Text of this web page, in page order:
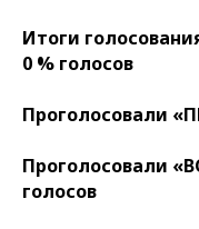
Итоги
0 % голосов
Проголосовали
Проголосовали
голосов